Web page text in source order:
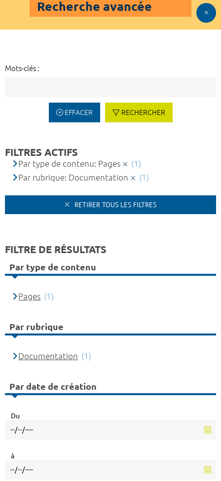
Recherche avancée
Mots-clés :
EFFACER RECHERCHER
FILTRES ACTIFS
Par type de contenu: Pages
(1)
Par rubrique: Documentation
(1)
RETIRER TOUS LES FILTRES
FILTRE DE RÉSULTATS
Par type de contenu
Pages (1)
Par rubrique
Documentation (1)
Par date de création
Du
à